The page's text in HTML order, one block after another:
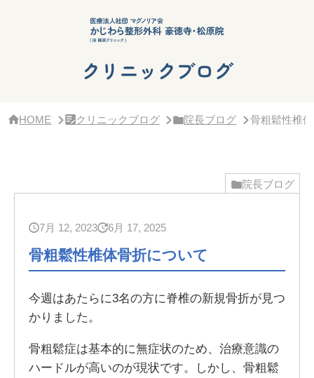
クリニックブログ
HOME クリニックブログ 院長ブログ 骨粗鬆性椎
院長ブログ
7月 12, 2023 6月 17, 2025
骨粗鬆性椎体骨折について
今週はあたらに3名の方に脊椎の新規骨折が見つ
かりました。
骨粗鬆症は基本的に無症状のため、治療意識の
ハードルが高いのが現状です。しかし、骨粗鬆